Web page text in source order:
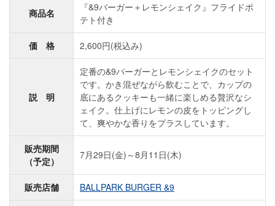
商品名
『&9バーガー＋レモンシェイク』フライドポ
テト付き
価 格 2,600円(税込み)
説 明
定番の&9バーガーとレモンシェイクのセット
です。かき混ぜながら飲むことで、カップの
底にあるクッキーも一緒に楽しめる贅沢なシ
ェイク。仕上げにレモンの皮をトッピングし
て、爽やかな香りをプラスしています。
販売期間
（予定）
7月29日(金)～8月11日(木)
販売店舗 BALLPARK BURGER &9